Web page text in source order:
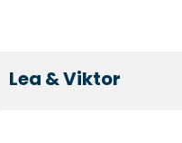
Lea & Viktor